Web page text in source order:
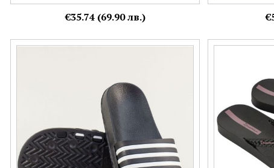
€35.74 (69.90 лв.)
Още цветове:
+3
Черни дамски
Номерация:
38